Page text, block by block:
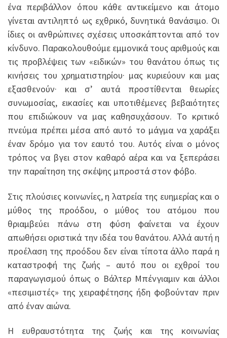
ένα περιβάλλον όπου κάθε αντικείμενο και άτομο
γίνεται αντιληπτό ως εχθρικό, δυνητικά θανάσιμο. Οι
ίδιες οι ανθρώπινες σχέσεις υποσκάπτονται από τον
κίνδυνο. Παρακολουθούμε εμμονικά τους αριθμούς και
τις προβλέψεις των «ειδικών» του θανάτου όπως τις
κινήσεις του χρηματιστηρίου· μας κυριεύουν και μας
εξασθενούν· και σ’ αυτά προστίθενται θεωρίες
συνωμοσίας, εικασίες και υποτιθέμενες βεβαιότητες
που επιδιώκουν να μας καθησυχάσουν. Το κριτικό
πνεύμα πρέπει μέσα από αυτό το μάγμα να χαράξει
έναν δρόμο για τον εαυτό του. Αυτός είναι ο μόνος
τρόπος να βγει στον καθαρό αέρα και να ξεπεράσει
την παραίτηση της σκέψης μπροστά στον φόβο.
Στις πλούσιες κοινωνίες, η λατρεία της ευημερίας και ο
μύθος της προόδου, ο μύθος του ατόμου που
θριαμβεύει πάνω στη φύση φαίνεται να έχουν
απωθήσει οριστικά την ιδέα του θανάτου. Αλλά αυτή η
προέλαση της προόδου δεν είναι τίποτα άλλο παρά η
καταστροφή της ζωής – αυτό που οι εχθροί του
παραγωγισμού όπως ο Βάλτερ Μπένγιαμιν και άλλοι
«πεσιμιστές» της χειραφέτησης ήδη φοβούνταν πριν
από έναν αιώνα.
Η ευθραυστότητα της ζωής και της κοινωνίας